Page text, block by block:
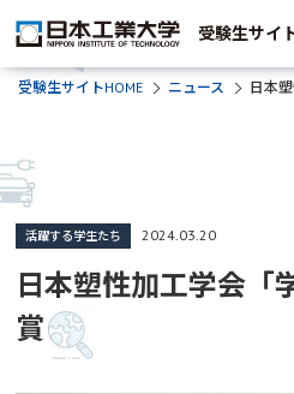
受験生サイ
受験生サイトHOME ニュース 日本
日本塑性加工学会「
賞
活躍する学生たち 2024.03.20